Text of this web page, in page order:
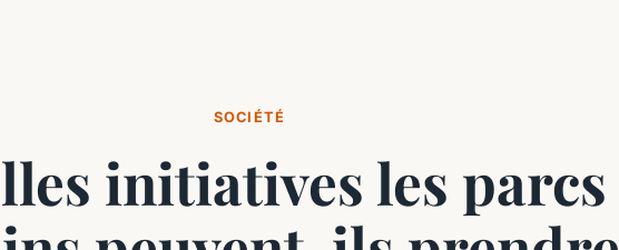
SOCIÉTÉ
initiatives les parcs